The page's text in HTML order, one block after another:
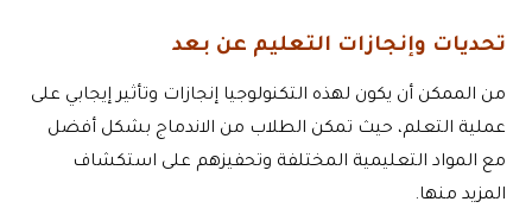
تحديات وإنجازات التعليم عن بعد
من الممكن أن يكون لهذه التكنولوجيا إنجازات وتأثير إيجابي على
عملية التعلم، حيث تمكن الطلاب من الاندماج بشكل أفضل
مع المواد التعليمية المختلفة وتحفيزهم على استكشاف
المزيد منها.